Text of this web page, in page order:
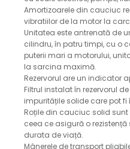
Amortizoarele din cauciuc
vibratiilor de la motor la
Unitatea este antrenată de
cilindru, în patru timpi, cu o
puterii mari a motorului,
la sarcina maximă.
Rezervorul are un indicator
Filtrul instalat în rezervorul
impuritățile solide care pot
Roțile din cauciuc solid
ceea ce asigură o rezistență
durata de viață.
Mânerele de transport